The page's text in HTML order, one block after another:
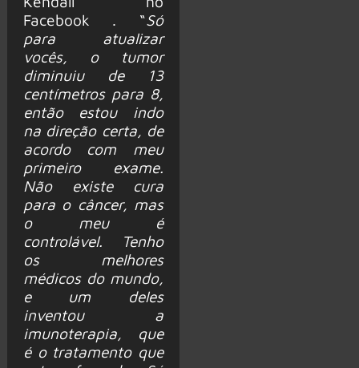
Facebook . “Só
para atualizar
vocês, o tumor
diminuiu de 13
centímetros para 8,
então estou indo
na direção certa, de
acordo com meu
primeiro exame.
Não existe cura
para o câncer, mas
o meu é
controlável. Tenho
os melhores
médicos do mundo,
e um deles
inventou a
imunoterapia, que
é o tratamento que